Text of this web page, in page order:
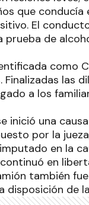
que conducía
El
prueba de
como
Finalizadas las
a los
inició una
por la
en la
en
también
disposición de